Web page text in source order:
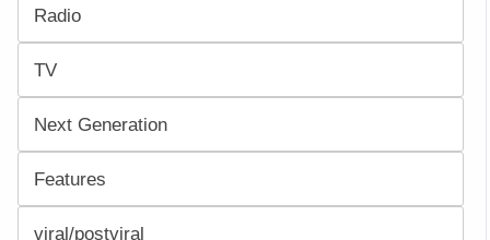
Radio
TV
Next Generation
Features
viral/postviral